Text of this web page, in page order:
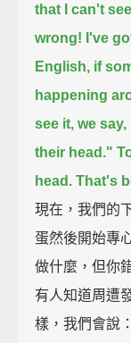
that I can't
wrong! I've
English, if
happening
see it, we
their head."
head. That's
現在，我們的
蛋然後開始專
做什麼，但你
有人知道周遭
樣，我們會說